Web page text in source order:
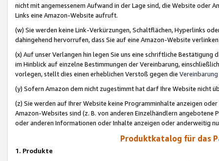
nicht mit angemessenem Aufwand in der Lage sind, die Website oder
Links eine Amazon-Website aufruft.
(w) Sie werden keine Link-Verkürzungen, Schaltflächen, Hyperlinks
dahingehend hervorrufen, dass Sie auf eine Amazon-Website
(x) Auf unser Verlangen hin legen Sie uns eine schriftliche
im Hinblick auf einzelne Bestimmungen der Vereinbarung,
vorlegen, stellt dies einen erheblichen Verstoß gegen die Vereinbarung
(y) Sofern Amazon dem nicht zugestimmt hat darf Ihre Website nicht
(z) Sie werden auf Ihrer Website keine Programminhalte anzeigen
Amazon-Websites sind (z. B. von anderen Einzelhändlern
oder anderen Informationen oder Inhalte anzeigen oder anderweitig
Produktkatalog für das
1. Produkte